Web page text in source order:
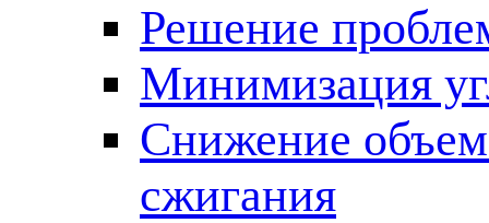
Решение
Минимизация
Снижение
сжигания